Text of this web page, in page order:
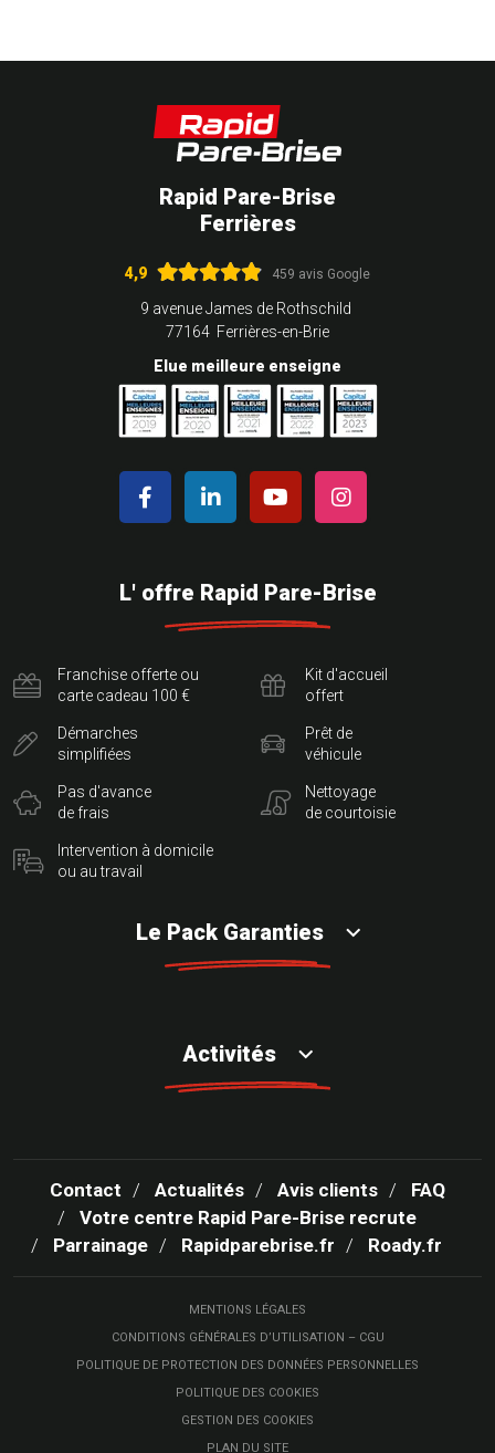
Rapid Pare-Brise
Ferrières
4,9 459 avis Google
9 avenue James de Rothschild
77164 Ferrières-en-Brie
Elue meilleure enseigne
L' offre Rapid Pare-Brise
Franchise offerte ou
carte cadeau 100 €
Démarches
simplifiées
Pas d'avance
de frais
Intervention à domicile
ou au travail
Kit d'accueil
offert
Prêt de
véhicule
Nettoyage
de courtoisie
Le Pack Garanties
Activités
Contact Actualités Avis clients
FAQ
Votre centre Rapid Pare-Brise recrute
Parrainage
Rapidparebrise.fr Roady.fr
MENTIONS LÉGALES
CONDITIONS GÉNÉRALES D’UTILISATION – CGU
POLITIQUE DE PROTECTION DES DONNÉES PERSONNELLES
POLITIQUE DES COOKIES
GESTION DES COOKIES
PLAN DU SITE